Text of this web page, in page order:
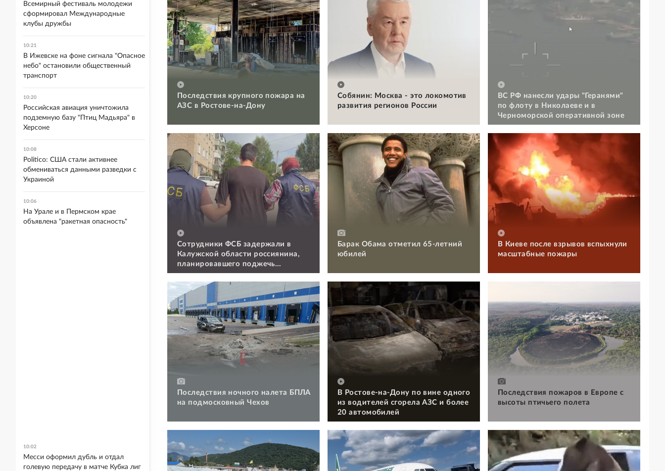
Последствия крупного пожара на
АЗС в Ростове-на-Дону
Собянин: Москва - это локомотив
развития регионов России
ВС РФ нанесли удары "Геранями"
по флоту в Николаеве и в
Черноморской оперативной зоне
Сотрудники ФСБ задержали в
Калужской области россиянина,
планировавшего поджечь
военкомат
Барак Обама отметил 65-летний
юбилей
В Киеве после взрывов вспыхнули
масштабные пожары
Последствия ночного налета БПЛА
на подмосковный Чехов
В Ростове-на-Дону по вине одного
из водителей сгорела АЗС и более
20 автомобилей
Последствия пожаров в Европе с
высоты птичьего полета
Всемирный фестиваль молодежи
сформировал Международные
клубы дружбы
10:21
В Ижевске на фоне сигнала "Опасное
небо" остановили общественный
транспорт
10:20
Российская авиация уничтожила
подземную базу "Птиц Мадьяра" в
Херсоне
10:08
Politico: США стали активнее
обмениваться данными разведки с
Украиной
10:06
На Урале и в Пермском крае
объявлена "ракетная опасность"
10:02
Месси оформил дубль и отдал
голевую передачу в матче Кубка лиг